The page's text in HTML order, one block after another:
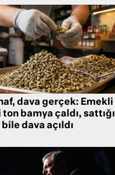
dava gerçek: Emekli
bamya çaldı, sattığı
dava açıldı